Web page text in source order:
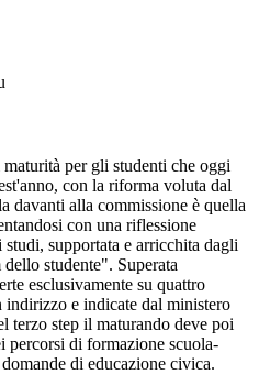
per gli studenti che oggi
con la riforma voluta dal
davanti alla commissione è quella
con una riflessione
supportata e arricchita dagli
studente". Superata
esclusivamente su quattro
indirizzo e indicate dal ministero
terzo step il maturando deve poi
percorsi di formazione scuola-
di educazione civica.